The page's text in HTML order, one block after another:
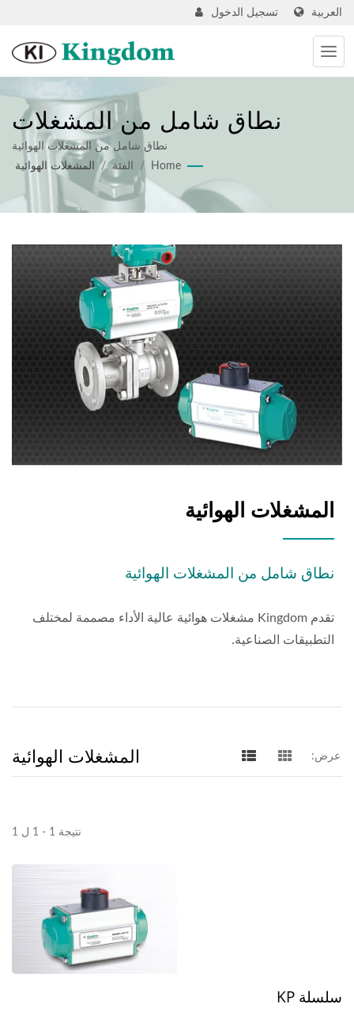
العربية تسجيل الدخول
نطاق شامل من المشغلات
الهوائية
نطاق شامل من المشغلات الهوائية
Home
/ الفئة / المشغلات الهوائية
المشغلات الهوائية
نطاق شامل من المشغلات الهوائية
تقدم Kingdom مشغلات هوائية عالية الأداء مصممة لمختلف
التطبيقات الصناعية.
المشغلات الهوائية عرض:
نتيجة 1 - 1 ل 1
سلسلة KP